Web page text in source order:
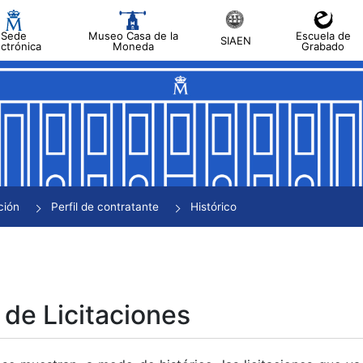
Sede
Museo Casa de la
Moneda
SIAEN
Escuela de
Grabado
Perfil de contratante Histórico
Licitaciones